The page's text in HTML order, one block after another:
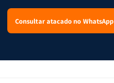
Consultar atacado no WhatsApp